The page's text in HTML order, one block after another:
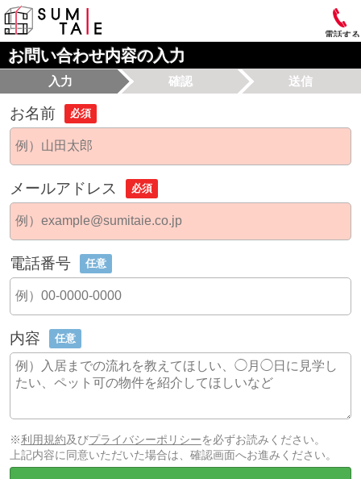
電話する
お問い合わせ内容の入力
入力 確認 送信
お名前 必須
メールアドレス 必須
電話番号 任意
内容 任意
※利用規約及びプライバシーポリシーを必ずお読みください。
上記内容に同意いただいた場合は、確認画面へお進みください。